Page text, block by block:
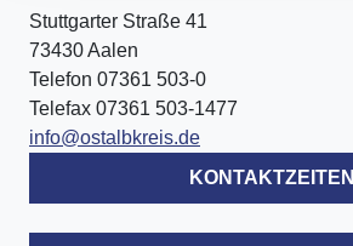
Stuttgarter Straße 41
73430 Aalen
Telefon 07361 503-0
Telefax 07361 503-1477
info@ostalbkreis.de
KONTAKTZEITEN